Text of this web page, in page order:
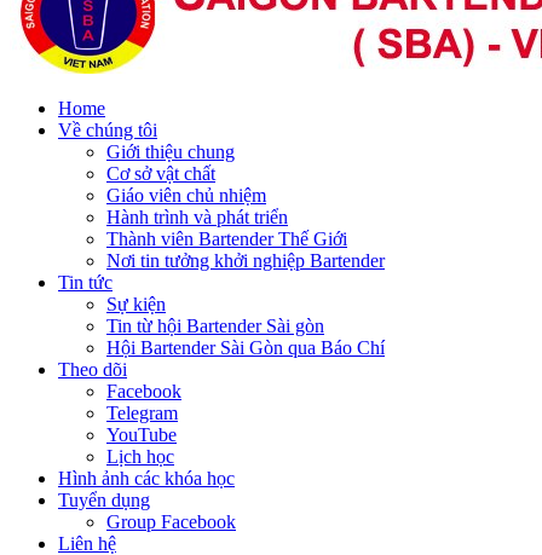
Home
Về chúng tôi
Giới thiệu chung
Cơ sở vật chất
Giáo viên chủ nhiệm
Hành trình và phát triển
Thành viên Bartender Thế Giới
Nơi tin tưởng khởi nghiệp Bartender
Tin tức
Sự kiện
Tin từ hội Bartender Sài gòn
Hội Bartender Sài Gòn qua Báo Chí
Theo dõi
Facebook
Telegram
YouTube
Lịch học
Hình ảnh các khóa học
Tuyển dụng
Group Facebook
Liên hệ